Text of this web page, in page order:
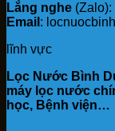
Lắng nghe (Zalo):
Email :
lĩnh vực
Lọc Nước Bình
máy lọc nước
học, Bệnh viện…